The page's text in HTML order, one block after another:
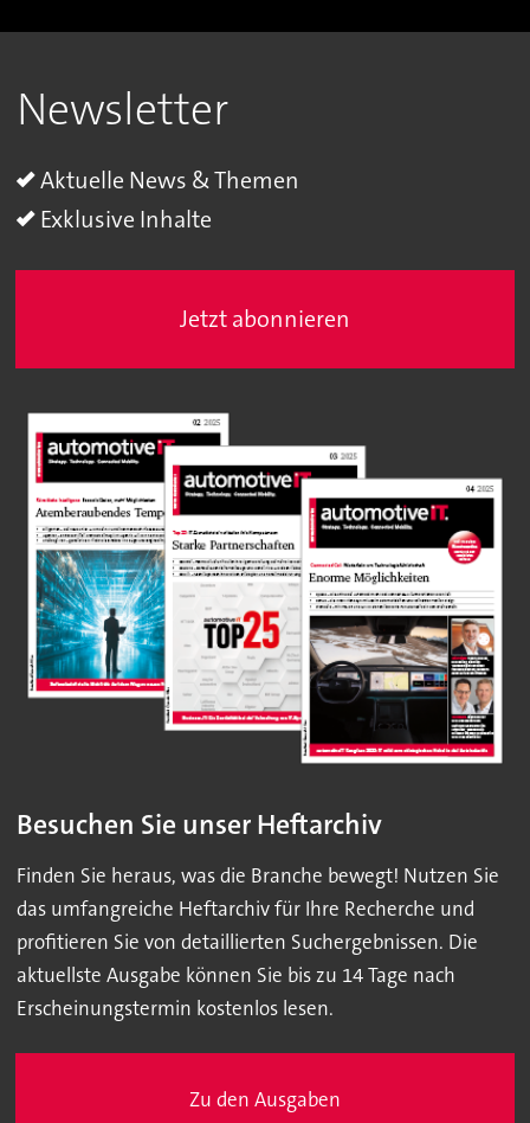
Newsletter
Aktuelle News & Themen
Exklusive Inhalte
Jetzt abonnieren
Besuchen Sie unser Heftarchiv
Finden Sie heraus, was die Branche bewegt! Nutzen Sie
das umfangreiche Heftarchiv für Ihre Recherche und
profitieren Sie von detaillierten Suchergebnissen. Die
aktuellste Ausgabe können Sie bis zu 14 Tage nach
Erscheinungstermin kostenlos lesen.
Zu den Ausgaben